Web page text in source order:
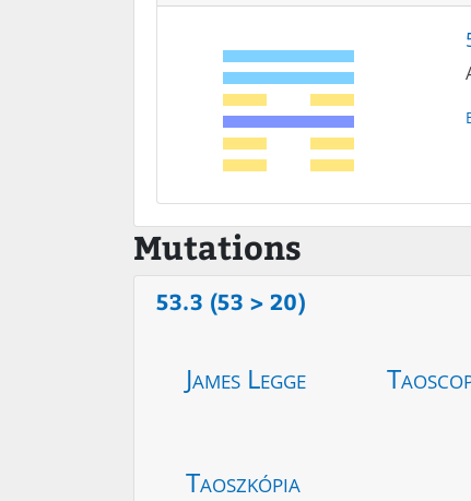
Mutations
53.3 (53 > 20)
James Legge
Taoszkópia